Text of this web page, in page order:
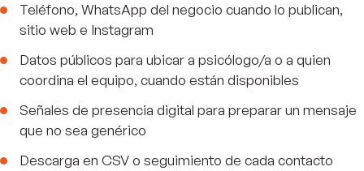
Teléfono, WhatsApp del negocio cuando lo publican,
sitio web e Instagram
Datos públicos para ubicar a psicólogo/a o a quien
coordina el equipo, cuando están disponibles
Señales de presencia digital para preparar un mensaje
que no sea genérico
Descarga en CSV o seguimiento de cada contacto